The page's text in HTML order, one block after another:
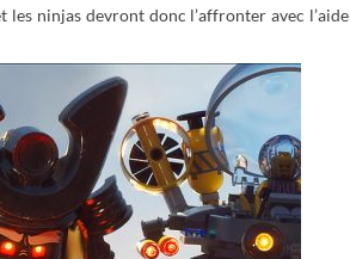
ninjas devront donc l’affronter avec l’aide